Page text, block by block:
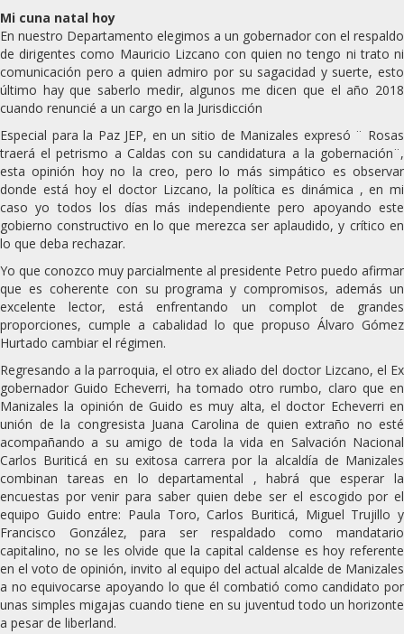
Mi cuna natal hoy
En nuestro Departamento elegimos a un gobernador con el respaldo
de dirigentes como Mauricio Lizcano con quien no tengo ni trato ni
comunicación pero a quien admiro por su sagacidad y suerte, esto
último hay que saberlo medir, algunos me dicen que el año 2018
cuando renuncié a un cargo en la Jurisdicción
Especial para la Paz JEP, en un sitio de Manizales expresó ¨ Rosas
traerá el petrismo a Caldas con su candidatura a la gobernación¨,
esta opinión hoy no la creo, pero lo más simpático es observar
donde está hoy el doctor Lizcano, la política es dinámica , en mi
caso yo todos los días más independiente pero apoyando este
gobierno constructivo en lo que merezca ser aplaudido, y crítico en
lo que deba rechazar.
Yo que conozco muy parcialmente al presidente Petro puedo afirmar
que es coherente con su programa y compromisos, además un
excelente lector, está enfrentando un complot de grandes
proporciones, cumple a cabalidad lo que propuso Álvaro Gómez
Hurtado cambiar el régimen.
Regresando a la parroquia, el otro ex aliado del doctor Lizcano, el Ex
gobernador Guido Echeverri, ha tomado otro rumbo, claro que en
Manizales la opinión de Guido es muy alta, el doctor Echeverri en
unión de la congresista Juana Carolina de quien extraño no esté
acompañando a su amigo de toda la vida en Salvación Nacional
Carlos Buriticá en su exitosa carrera por la alcaldía de Manizales
combinan tareas en lo departamental , habrá que esperar la
encuestas por venir para saber quien debe ser el escogido por el
equipo Guido entre: Paula Toro, Carlos Buriticá, Miguel Trujillo y
Francisco González, para ser respaldado como mandatario
capitalino, no se les olvide que la capital caldense es hoy referente
en el voto de opinión, invito al equipo del actual alcalde de Manizales
a no equivocarse apoyando lo que él combatió como candidato por
unas simples migajas cuando tiene en su juventud todo un horizonte
a pesar de liberland.